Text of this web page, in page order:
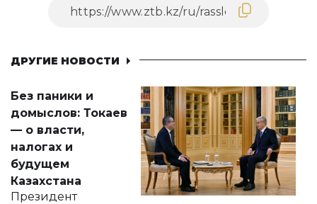
ДРУГИЕ НОВОСТИ
Без паники и
домыслов: Токаев
— о власти,
налогах и
будущем
Казахстана
Президент